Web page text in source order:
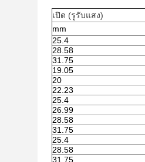
เปิด (รูรับแสง)
mm
25.4
28.58
31.75
19.05
20
22.23
25.4
26.99
28.58
31.75
25.4
28.58
31.75